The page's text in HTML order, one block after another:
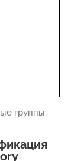
группы